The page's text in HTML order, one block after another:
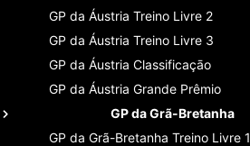
GP da Áustria Treino Livre 2
GP da Áustria Treino Livre 3
GP da Áustria Classificaçāo
GP da Áustria Grande Prêmio
GP da Grã-Bretanha
GP da Grã-Bretanha Treino Livre 1